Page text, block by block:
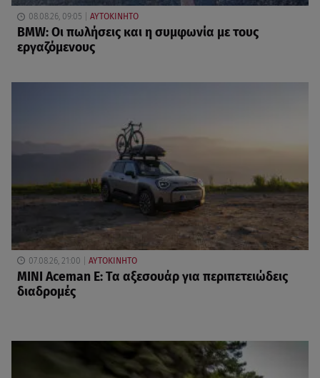
08.08.26, 09:05 ΑΥΤΟΚΙΝΗΤΟ
BMW: Οι πωλήσεις και η συμφωνία με τους
εργαζόμενους
07.08.26, 21:00 ΑΥΤΟΚΙΝΗΤΟ
MINI Aceman E: Τα αξεσουάρ για περιπετειώδεις
διαδρομές